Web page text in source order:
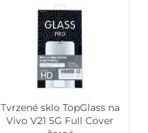
Tvrzené sklo TopGlass na
Vivo V21 5G Full Cover